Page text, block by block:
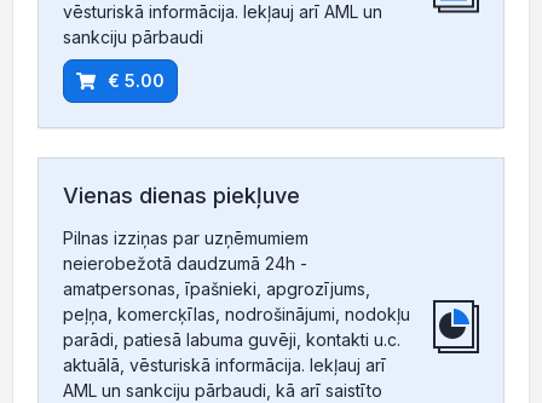
vēsturiskā informācija. Iekļauj arī AML un
sankciju pārbaudi
€ 5.00
Vienas dienas piekļuve
Pilnas izziņas par uzņēmumiem
neierobežotā daudzumā 24h -
amatpersonas, īpašnieki, apgrozījums,
peļņa, komercķīlas, nodrošinājumi, nodokļu
parādi, patiesā labuma guvēji, kontakti u.c.
aktuālā, vēsturiskā informācija. Iekļauj arī
AML un sankciju pārbaudi, kā arī saistīto